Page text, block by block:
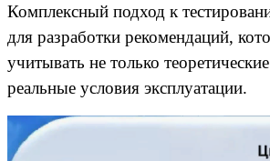
Комплексный подход к
для разработки рекомендаций,
учитывать не только
реальные условия эксплуатации.